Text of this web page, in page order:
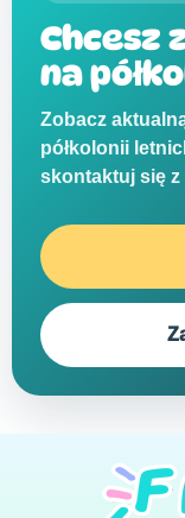
Chcesz
na
Zobacz
półkolonii
skontaktuj się z